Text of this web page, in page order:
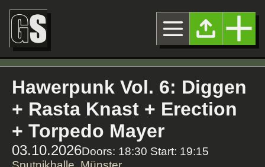
Hawerpunk Vol. 6: Diggen
+ Rasta Knast + Erection
+ Torpedo Mayer
03.10.2026Doors: 18:30 Start: 19:15